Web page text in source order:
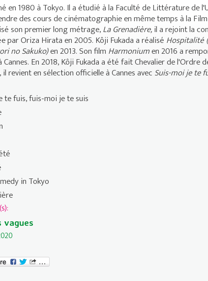
en 1980 à Tokyo. Il a étudié à la Faculté de Littérature de
des cours de cinématographie en même temps à la
son premier long métrage,La Grenadière,il a rejoint la
par Oriza Hirata en 2005. Kôji Fukada a réalisé Hospitalité
no Sakuko)en 2013. Son film Harmoniumen 2016 a
Cannes. En 2018, Kôji Fukada a été fait Chevalier de l'Ordre
il revient en sélection officielle à Cannes avec Suis-moi je te
te fuis, fuis-moi je te suis
in Tokyo
vagues